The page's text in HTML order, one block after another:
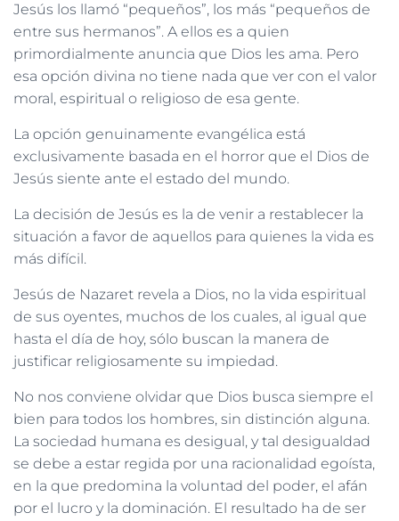
Jesús los llamó “pequeños”, los más “pequeños de
entre sus hermanos”. A ellos es a quien
primordialmente anuncia que Dios les ama. Pero
esa opción divina no tiene nada que ver con el valor
moral, espiritual o religioso de esa gente.
La opción genuinamente evangélica está
exclusivamente basada en el horror que el Dios de
Jesús siente ante el estado del mundo.
La decisión de Jesús es la de venir a restablecer la
situación a favor de aquellos para quienes la vida es
más difícil.
Jesús de Nazaret revela a Dios, no la vida espiritual
de sus oyentes, muchos de los cuales, al igual que
hasta el día de hoy, sólo buscan la manera de
justificar religiosamente su impiedad.
No nos conviene olvidar que Dios busca siempre el
bien para todos los hombres, sin distinción alguna.
La sociedad humana es desigual, y tal desigualdad
se debe a estar regida por una racionalidad egoísta,
en la que predomina la voluntad del poder, el afán
por el lucro y la dominación. El resultado ha de ser